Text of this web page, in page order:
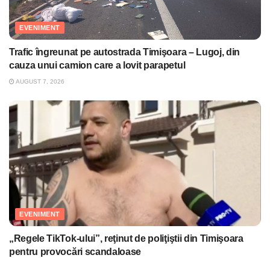
EVENIMENT
Trafic îngreunat pe autostrada Timişoara – Lugoj, din
cauza unui camion care a lovit parapetul
AUGUST 7, 2026
EVENIMENT
„Regele TikTok-ului”, reţinut de poliţiştii din Timişoara
pentru provocări scandaloase